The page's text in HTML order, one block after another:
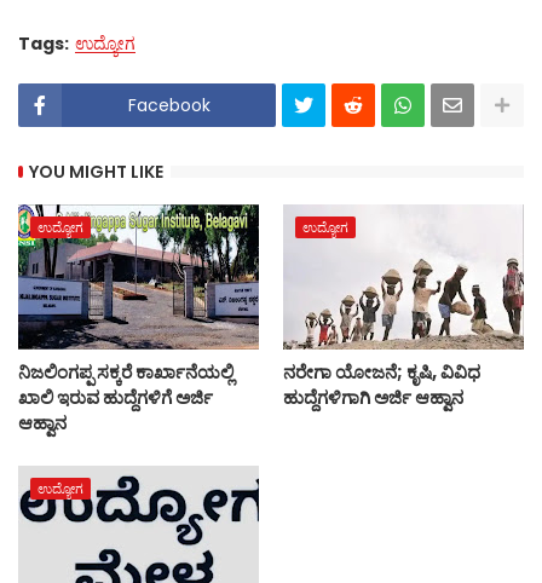
Tags: ಉದ್ಯೋಗ
Facebook
YOU MIGHT LIKE
ಉದ್ಯೋಗ
ನಿಜಲಿಂಗಪ್ಪ ಸಕ್ಕರೆ ಕಾರ್ಖಾನೆಯಲ್ಲಿ
ಖಾಲಿ ಇರುವ ಹುದ್ದೆಗಳಿಗೆ ಅರ್ಜಿ
ಆಹ್ವಾನ
ಉದ್ಯೋಗ
ನರೇಗಾ ಯೋಜನೆ; ಕೃಷಿ, ವಿವಿಧ
ಹುದ್ದೆಗಳಿಗಾಗಿ ಅರ್ಜಿ ಆಹ್ವಾನ
ಉದ್ಯೋಗ